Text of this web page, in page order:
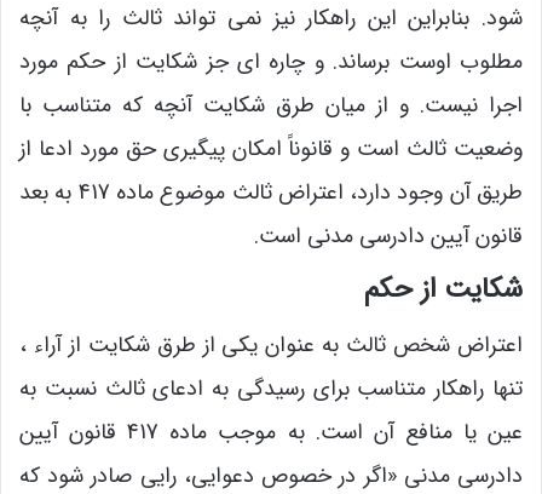
شود. بنابراین این راهکار نیز نمی تواند ثالث را به آنچه
مطلوب اوست برساند. و چاره ای جز شکایت از حکم مورد
اجرا نیست. و از میان طرق شکایت آنچه که متناسب با
وضعیت ثالث است و قانوناً امکان پیگیری حق مورد ادعا از
طریق آن وجود دارد، اعتراض ثالث موضوع ماده 417 به بعد
قانون آیین دادرسی مدنی است.
شکایت از حکم
اعتراض شخص ثالث به عنوان یکی از طرق شکایت از آراء ،
تنها راهکار متناسب برای رسیدگی به ادعای ثالث نسبت به
عین یا منافع آن است. به موجب ماده 417 قانون آیین
دادرسی مدنی «اگر در خصوص دعوایی، رایی صادر شود که